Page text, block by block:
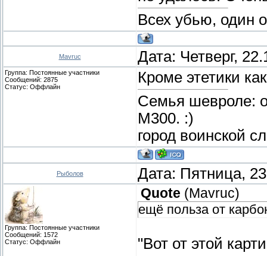
Всех убью, один
Mavruc Дата: Четверг,
Группа: Постоянные участники
Сообщений: 2875
Статус: Оффлайн
Кроме этетики
Семья шевроле:
М300. :)
город воинской
Рыболов Дата: Пятница,
Группа: Постоянные участники
Сообщений: 1572
Статус: Оффлайн
Quote (Mavruc)
ещё польза от
"Вот от этой